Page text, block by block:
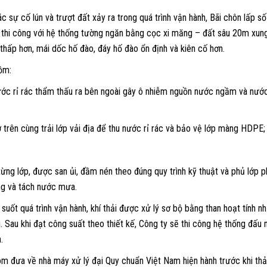
sự cố lún và trượt đất xảy ra trong quá trình vận hành, Bãi chôn lấp
công với hệ thống tường ngăn bằng cọc xi măng – đất sâu 20m
hơn, mái dốc hố đào, đáy hố đào ổn định và kiên cố hơn.
rỉ rác thẩm thấu ra bên ngoài gây ô nhiễm nguồn nước ngầm và
cùng trải lớp vải địa để thu nước rỉ rác và bảo vệ lớp màng HDPE;
lớp, được san ủi, đầm nén theo đúng quy trình kỹ thuật và phủ lớp
và tách nước mưa.
quá trình vận hành, khí thải được xử lý sơ bộ bằng than hoạt tính
khi đạt công suất theo thiết kế, Công ty sẽ thi công hệ thống đấu
đưa về nhà máy xử lý đại Quy chuẩn Việt Nam hiện hành trước khi